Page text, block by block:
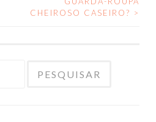
CHEIROSO CASEIRO? >